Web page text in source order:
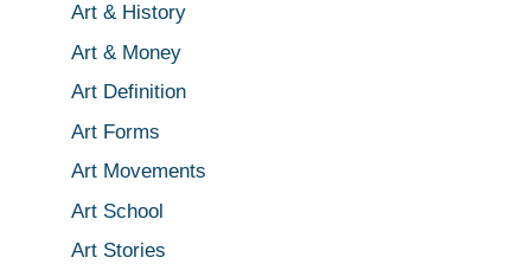
Art & History
Art & Money
Art Definition
Art Forms
Art Movements
Art School
Art Stories